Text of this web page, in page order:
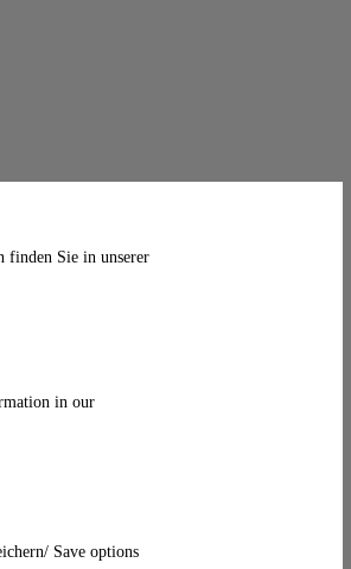
finden Sie in unserer
in our
Save options